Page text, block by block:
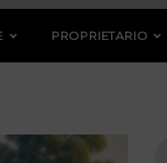
PROPRIETARIO